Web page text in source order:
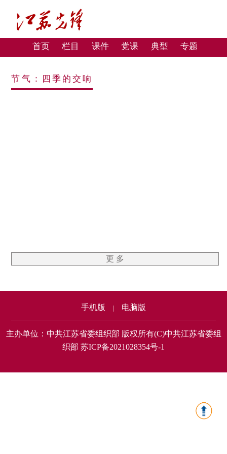
首页 栏目 课件 党课 典型 专题
节气：四季的交响
更 多
手机版 电脑版
主办单位：中共江苏省委组织部 版权所有(C)中共江苏省委组
织部 苏ICP备2021028354号-1